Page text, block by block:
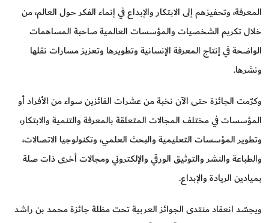
المعرفة، وتحفيزهم إلى الابتكار والإبداع في إنماء الفكر حول العالم، من
خلال تكريم الشخصيات والمؤسسات العالمية صاحبة المساهمات
الواضحة في إنتاج المعرفة الإنسانية وتطويرها وتعزيز مسارات نقلها
ونشرها.
وكرّمت الجائزة حتى الآن نخبة من عشرات الفائزين سواء من الأفراد أو
المؤسسات في مختلف المجالات المتعلقة بالمعرفة والتنمية والابتكار،
وتطوير المؤسسات التعليمية والبحث العلمي، وتكنولوجيا الاتصالات،
والطباعة والنشر والتوثيق الورقي والإلكتروني ومجالات أخرى ذات صلة
بميادين الريادة والإبداع.
ويجسّد انعقاد منتدى الجوائز العربية تحت مظلة جائزة محمد بن راشد